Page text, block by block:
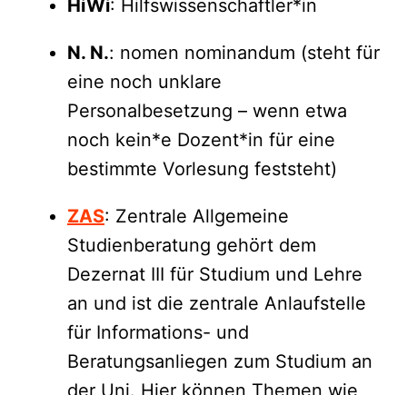
HiWi: Hilfswissenschaftler*in
N. N.: nomen nominandum (steht für
eine noch unklare
Personalbesetzung – wenn etwa
noch kein*e Dozent*in für eine
bestimmte Vorlesung feststeht)
ZAS: Zentrale Allgemeine
Studienberatung gehört dem
Dezernat III für Studium und Lehre
an und ist die zentrale Anlaufstelle
für Informations- und
Beratungsanliegen zum Studium an
der Uni. Hier können Themen wie